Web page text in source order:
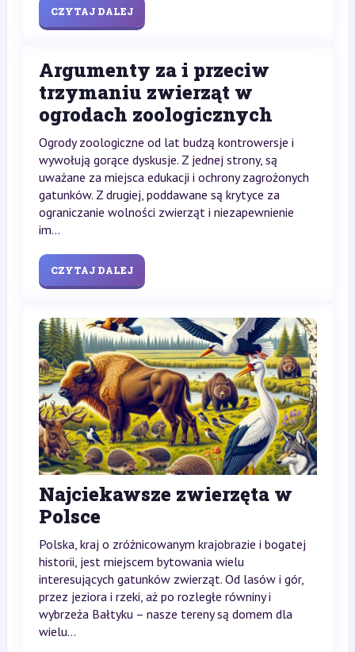
CZYTAJ DALEJ
Argumenty za i przeciw
trzymaniu zwierząt w
ogrodach zoologicznych
Ogrody zoologiczne od lat budzą kontrowersje i
wywołują gorące dyskusje. Z jednej strony, są
uważane za miejsca edukacji i ochrony zagrożonych
gatunków. Z drugiej, poddawane są krytyce za
ograniczanie wolności zwierząt i niezapewnienie
im...
CZYTAJ DALEJ
Najciekawsze zwierzęta w
Polsce
Polska, kraj o zróżnicowanym krajobrazie i bogatej
historii, jest miejscem bytowania wielu
interesujących gatunków zwierząt. Od lasów i gór,
przez jeziora i rzeki, aż po rozległe równiny i
wybrzeża Bałtyku – nasze tereny są domem dla
wielu...